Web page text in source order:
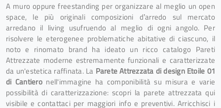
A muro oppure freestanding per organizzare al meglio un open
space, le più originali composizioni d’arredo sul mercato
arredano il living usufruendo al meglio di ogni angolo. Per
risolvere le eterogenee problematiche abitative di ciascuno, il
noto e rinomato brand ha ideato un ricco catalogo Pareti
Attrezzate moderne estremamente funzionali e caratterizzate
da un'estetica raffinata. La Parete Attrezzata di design Etoile 01
di Cantieronell'immagine ha componibilità su misura e varie
possibilità di caratterizzazione: scopri la parete attrezzata qui
visibile e contattaci per maggiori info e preventivi. Arricchisci i